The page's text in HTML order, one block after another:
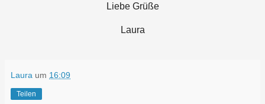
Liebe Grüße
Laura
Laura um 16:09
Teilen